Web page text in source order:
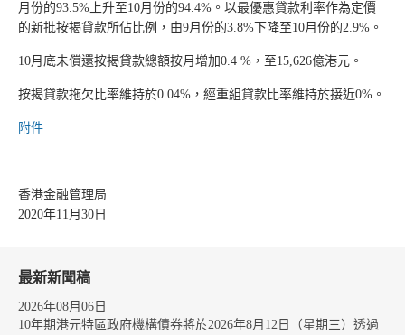
月份的93.5%上升至10月份的94.4%。以最優惠貸款利率作為定價
的新批按揭貸款所佔比例，由9月份的3.8%下降至10月份的2.9%。
10月底未償還按揭貸款總額按月增加0.4 %，至15,626億港元。
按揭貸款拖欠比率維持於0.04%，經重組貸款比率維持於接近0%。
附件
香港金融管理局
2020年11月30日
最新新聞稿
2026年08月06日
10年期港元特區政府機構債券將於2026年8月12日（星期三）透過